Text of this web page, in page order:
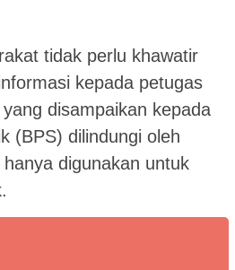
tidak perlu khawatir
kepada petugas
disampaikan kepada
(BPS) dilindungi oleh
digunakan untuk